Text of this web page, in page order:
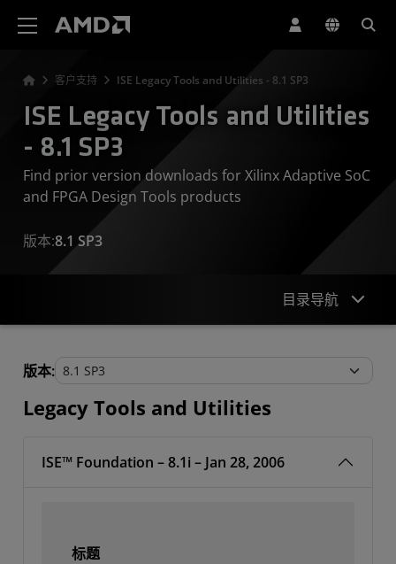
客户支持 ISE Legacy Tools and Utilities - 8.1 SP3
ISE Legacy Tools and Utilities
- 8.1 SP3
Find prior version downloads for Xilinx Adaptive SoC
and FPGA Design Tools products
版本:8.1 SP3
目录导航
Legacy Tools and Utilities
版本:
Legacy Tools and Utilities
ISE™ Foundation – 8.1i – Jan 28, 2006
标题